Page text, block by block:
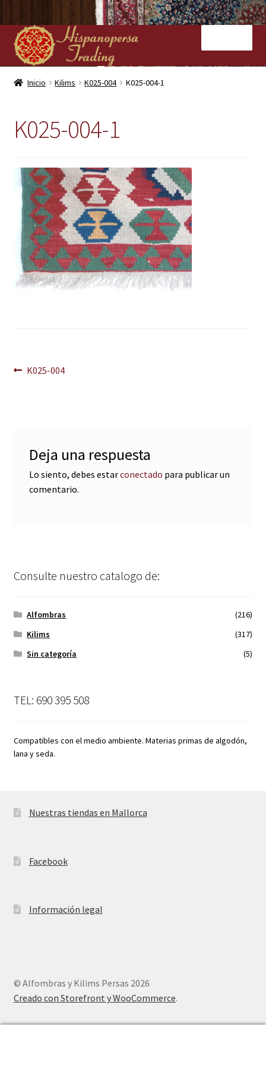
Ir
a
la
navegación
Ir
al
contenido
Inicio
Kilims
Contacto
Inicio Kilims K025-004 K025-004-1
K025-004-1
Navegación
Anterior:
K025-004
Deja una respuesta
Lo siento, debes estarconectado para publicar un
comentario.
Consulte nuestro catalogo de:
Alfombras
(216)
Kilims
(317)
Sin categoría
(5)
TEL: 690 395 508
Compatibles con el medio ambiente. Materias primas de algodón,
lana y seda.
Nuestras tiendas en Mallorca
Facebook
Información legal
© Alfombras y Kilims Persas 2026
Creado con Storefront y WooCommerce.